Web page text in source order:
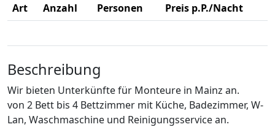
Art Anzahl Personen Preis p.P./Nacht
Beschreibung
Wir bieten Unterkünfte für Monteure in Mainz an.
von 2 Bett bis 4 Bettzimmer mit Küche, Badezimmer, W-
Lan, Waschmaschine und Reinigungsservice an.